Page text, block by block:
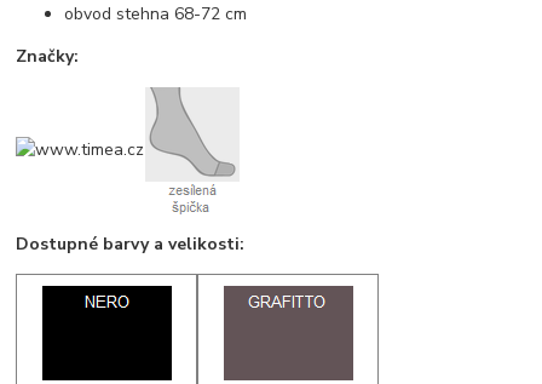
obvod stehna 68-72 cm
Značky:
Dostupné barvy a velikosti: